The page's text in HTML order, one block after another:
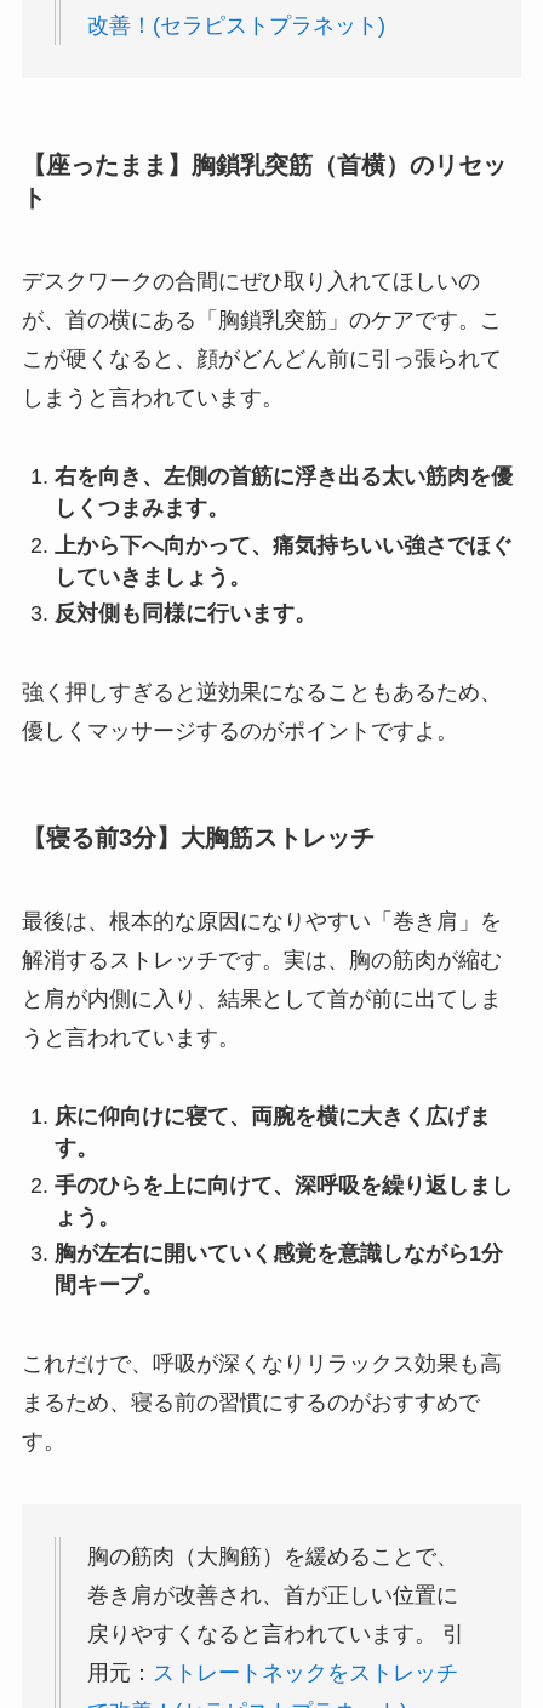
改善！(セラピストプラネット)
【座ったまま】胸鎖乳突筋（首横）のリセッ
ト
デスクワークの合間にぜひ取り入れてほしいの
が、首の横にある「胸鎖乳突筋」のケアです。こ
こが硬くなると、顔がどんどん前に引っ張られて
しまうと言われています。
右を向き、左側の首筋に浮き出る太い筋肉を優
しくつまみます。
上から下へ向かって、痛気持ちいい強さでほぐ
していきましょう。
反対側も同様に行います。
強く押しすぎると逆効果になることもあるため、
優しくマッサージするのがポイントですよ。
【寝る前3分】大胸筋ストレッチ
最後は、根本的な原因になりやすい「巻き肩」を
解消するストレッチです。実は、胸の筋肉が縮む
と肩が内側に入り、結果として首が前に出てしま
うと言われています。
床に仰向けに寝て、両腕を横に大きく広げま
す。
手のひらを上に向けて、深呼吸を繰り返しまし
ょう。
胸が左右に開いていく感覚を意識しながら1分
間キープ。
これだけで、呼吸が深くなりリラックス効果も高
まるため、寝る前の習慣にするのがおすすめで
す。
胸の筋肉（大胸筋）を緩めることで、
巻き肩が改善され、首が正しい位置に
戻りやすくなると言われています。 引
用元： ストレートネックをストレッチ